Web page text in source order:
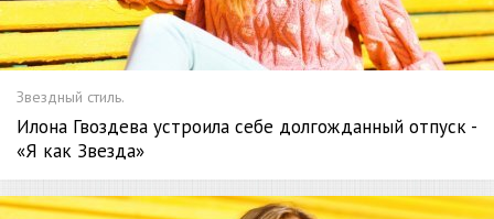
Звездный стиль.
Илона Гвоздева устроила себе долгожданный отпуск -
«Я как Звезда»